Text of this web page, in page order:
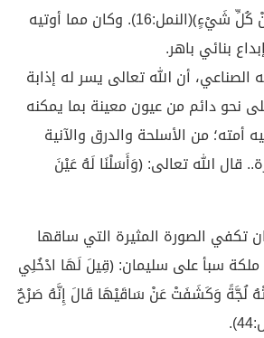
ومظاهره: ﴿وَأُوتِينَا مِنْ كُلِّ شَيْءٍ﴾(النمل:16). وكان مما أوتيه
بنائي باهر.
الصناعي، أن الله تعالى يسر له إذابة
نحو دائم من عيون معينة بما يمكنه
أمته؛ من الأسلحة والدرق والآنية
قال الله تعالى: ﴿وَأَسَلْنَا لَهُ عَيْنَ
تكفي الصورة المثيرة التي ساقها
ملكة سبأ على سليمان: ﴿قِيلَ لَهَا ادْخُلِي
لُجَّةً وَكَشَفَتْ عَنْ سَاقَيْهَا قَالَ إِنَّهُ صَرْحٌ